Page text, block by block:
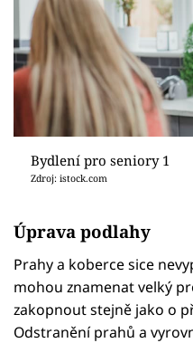
Bydlení pro seniory 1
Zdroj: istock.com
Úprava podlahy
Prahy a koberce sice
mohou znamenat velký
zakopnout stejně jako o
Odstranění prahů a